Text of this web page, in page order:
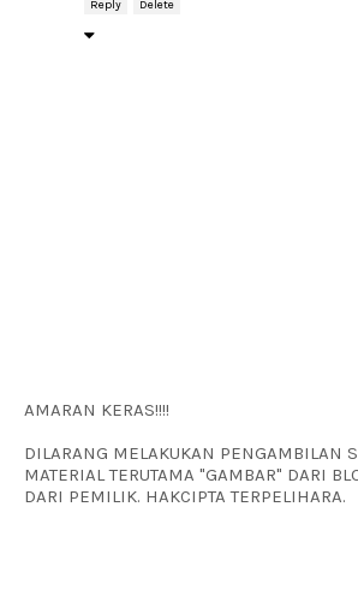
Reply Delete
AMARAN KERAS!!!!
DILARANG MELAKUKAN PENGAMBILAN
MATERIAL TERUTAMA "GAMBAR" DARI
DARI PEMILIK. HAKCIPTA TERPELIHARA.